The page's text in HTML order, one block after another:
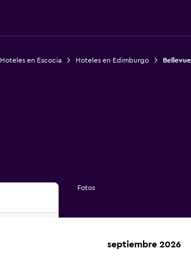
Hoteles en Escocia Hoteles en Edimburgo
Fotos
septiembre 2026